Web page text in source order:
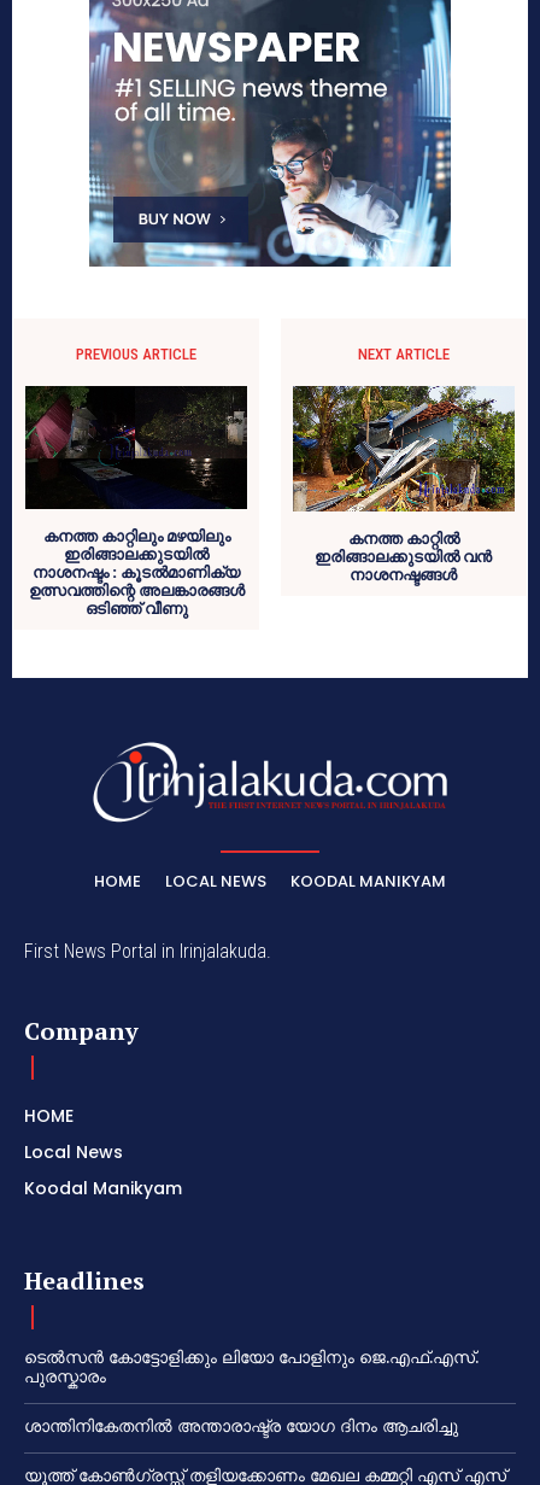
PREVIOUS ARTICLE
കനത്ത കാറ്റിലും മഴയിലും
ഇരിങ്ങാലക്കുടയില്‍
നാശനഷ്ടം : കൂടല്‍മാണിക്യ
ഉത്സവത്തിന്റെ അലങ്കാരങ്ങള്‍
ഒടിഞ്ഞ് വീണു
NEXT ARTICLE
കനത്ത കാറ്റില്‍
ഇരിങ്ങാലക്കുടയില്‍ വന്‍
നാശനഷ്ടങ്ങള്‍
HOME LOCAL NEWS KOODAL MANIKYAM
First News Portal in Irinjalakuda.
Company
HOME
Local News
Koodal Manikyam
Headlines
ടെൽസൻ കോട്ടോളിക്കും ലിയോ പോളിനും ജെ.എഫ്.എസ്.
പുരസ്കാരം
ശാന്തിനികേതനിൽ അന്താരാഷ്ട്ര യോഗ ദിനം ആചരിച്ചു
യൂത്ത് കോൺഗ്രസ്സ് തളിയക്കോണം മേഖല കമ്മറ്റി എസ് എസ്